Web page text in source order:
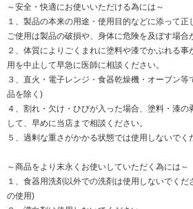
～安全・快適にお使いいただける為には～
１、製品の本来の用途・使用目的などに添って
ご使用は製品の破損や、身体に危険を及ぼす場合
２、体質によりごくまれに塗料や漆でかぶれる
用を中止して早急に医師に相談ください。
３、直火・電子レンジ・食器乾燥機・オーブン
品を除く)
４、割れ・欠け・ひびが入った場合、塗料・漆の
して、早めに当店まで相談ください。
５、過剰な重さがかかる状態では使用しないでく
～商品をより末永くお使いしていただく為には～
１、食器用洗剤以外での洗剤は使用しないでく
の使用)